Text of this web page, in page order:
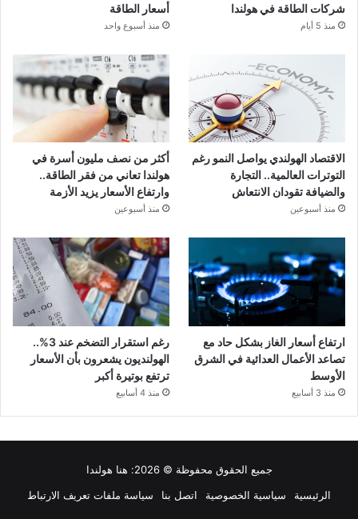
شركات الطاقة في هولندا
منذ 5 أيام
أسعار الطاقة
منذ أسبوع واحد
الاقتصاد الهولندي يواصل النمو رغم
التوترات العالمية.. التجارة
والضيافة تقودان الانتعاش
منذ أسبوعين
أكثر من نصف مليون أسرة في
هولندا تعاني من فقر الطاقة..
وارتفاع الأسعار يزيد الأزمة
منذ أسبوعين
ارتفاع أسعار الغاز بشكل حاد مع
تصاعد الأعمال العدائية في الشرق
الأوسط
منذ 3 أسابيع
رغم استقرار التضخم عند 3%..
الهولنديون يشعرون بأن الأسعار
ترتفع بوتيرة أكبر
منذ 4 أسابيع
جميع الحقوق محفوظة © 2026:
هنا هولندا
الرئيسية
سياسية الخصوصية اتصل بنا
سياسة ملفات تعريف الارتباط